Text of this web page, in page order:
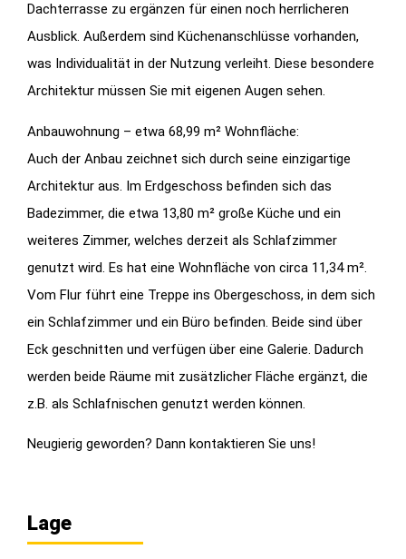
Dachterrasse zu ergänzen für einen noch herrlicheren
Ausblick. Außerdem sind Küchenanschlüsse vorhanden,
was Individualität in der Nutzung verleiht. Diese besondere
Architektur müssen Sie mit eigenen Augen sehen.
Anbauwohnung – etwa 68,99 m² Wohnfläche:
Auch der Anbau zeichnet sich durch seine einzigartige
Architektur aus. Im Erdgeschoss befinden sich das
Badezimmer, die etwa 13,80 m² große Küche und ein
weiteres Zimmer, welches derzeit als Schlafzimmer
genutzt wird. Es hat eine Wohnfläche von circa 11,34 m².
Vom Flur führt eine Treppe ins Obergeschoss, in dem sich
ein Schlafzimmer und ein Büro befinden. Beide sind über
Eck geschnitten und verfügen über eine Galerie. Dadurch
werden beide Räume mit zusätzlicher Fläche ergänzt, die
z.B. als Schlafnischen genutzt werden können.
Neugierig geworden? Dann kontaktieren Sie uns!
Lage